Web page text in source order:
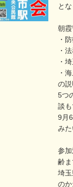
と
朝
・
・
・
・
の
5つ
談も
9月
み
参
齢
埼
のか